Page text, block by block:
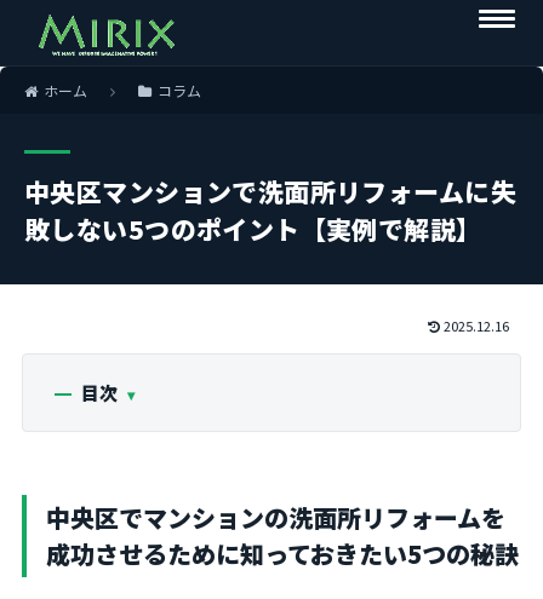
ホーム コラム
中央区マンションで洗面所リフォームに失
敗しない5つのポイント【実例で解説】
2025.12.16
目次
中央区でマンションの洗面所リフォームを
成功させるために知っておきたい5つの秘訣